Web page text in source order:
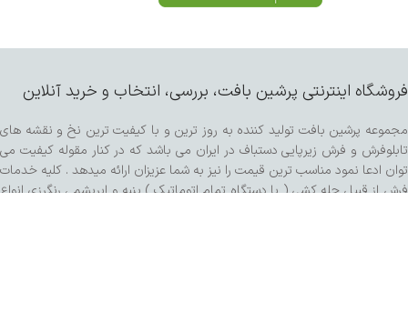
فروشگاه اینترنتی پرشین بافت، بررسی، انتخاب و خرید آنلاین
مجموعه پرشین بافت تولید کننده به روز ترین و با کیفیت ترین نخ و نقشه های
تابلوفرش و فرش زیرپایی دستباف در ایران می باشد که در کنار مقوله کیفیت می
توان ادعا نمود مناسب ترین قیمت را نیز به شما عزیزان ارائه میدهد . کلیه خدمات
فرش از قبیل چله کشی ( با دستگاه تمام اتوماتیک ) پنبه و ابریشم ، رنگرزی انواع